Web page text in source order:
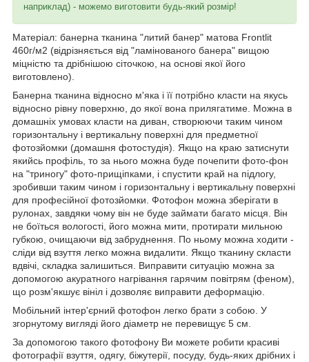
наприклад) - можемо виготовити будь-який розмір!
Матеріал: банерна тканина "литий банер" матова Frontlit
460г/м2 (відрізняється від "ламінованого банера" вищою
міцністю та дрібнішою сіточкою, на основі якої його
виготовлено).
Банерна тканина відносно м'яка і її потрібно класти на якусь
відносно рівну поверхню, до якої вона прилягатиме. Можна в
домашніх умовах класти на диван, створюючи таким чином
горизонтальну і вертикальну поверхні для предметної
фотозйомки (домашня фотостудія). Якщо на краю затиснути
якийсь профіль, то за нього можна буде почепити фото-фон
на "триногу" фото-прищіпками, і спустити край на підлогу,
зробивши таким чином і горизонтальну і вертикальну поверхні
для професійної фотозйомки. Фотофон можна зберігати в
рулонах, завдяки чому він не буде займати багато місця. Він
не боїться вологості, його можна мити, протирати мильною
губкою, очищаючи від забруднення. По ньому можна ходити -
сліди від взуття легко можна видалити. Якщо тканину скласти
вдвічі, складка залишиться. Виправити ситуацію можна за
допомогою акуратного нагрівання гарячим повітрям (феном),
що розм'якшує вініл і дозволяє виправити деформацію.
Мобільний інтер'єрний фотофон легко брати з собою. У
згорнутому вигляді його діаметр не перевищує 5 см.
За допомогою такого фотофону Ви можете робити красиві
фотографії взуття, одягу, біжутерії, посуду, будь-яких дрібних і